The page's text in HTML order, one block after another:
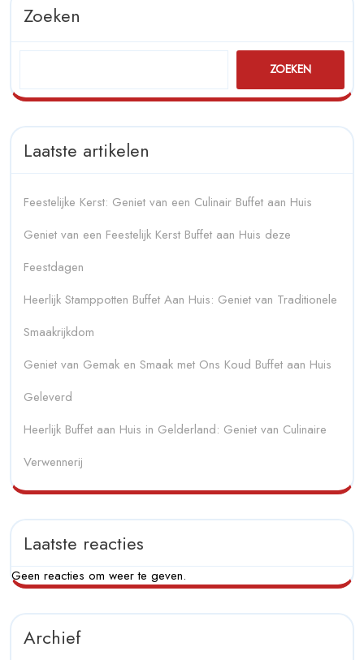
Zoeken
ZOEKEN
Laatste artikelen
Feestelijke Kerst: Geniet van een Culinair Buffet aan Huis
Geniet van een Feestelijk Kerst Buffet aan Huis deze
Feestdagen
Heerlijk Stamppotten Buffet Aan Huis: Geniet van Traditionele
Smaakrijkdom
Geniet van Gemak en Smaak met Ons Koud Buffet aan Huis
Geleverd
Heerlijk Buffet aan Huis in Gelderland: Geniet van Culinaire
Verwennerij
Laatste reacties
Geen reacties om weer te geven.
Archief